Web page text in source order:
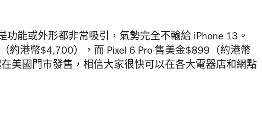
功能或外形都非常吸引，氣勢完全不輸給 iPhone 13。
約港幣$4,700），而 Pixel 6 Pro 售美金$899（約港幣
美國門市發售，相信大家很快可以在各大電器店和網點